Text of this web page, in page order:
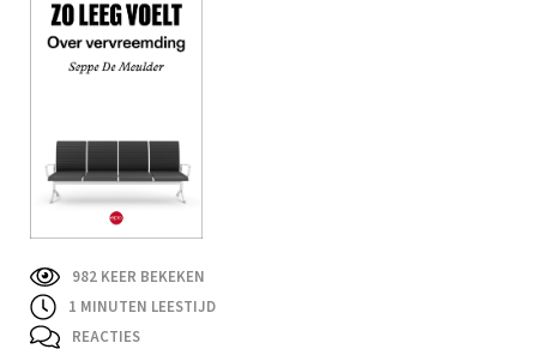
982 KEER BEKEKEN
1 MINUTEN LEESTIJD
REACTIES